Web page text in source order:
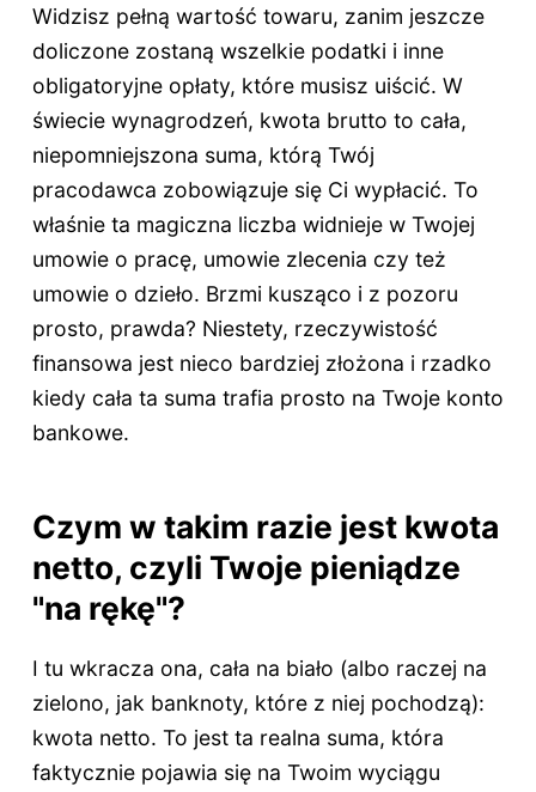
Widzisz pełną wartość towaru, zanim jeszcze
doliczone zostaną wszelkie podatki i inne
obligatoryjne opłaty, które musisz uiścić. W
świecie wynagrodzeń, kwota brutto to cała,
niepomniejszona suma, którą Twój
pracodawca zobowiązuje się Ci wypłacić. To
właśnie ta magiczna liczba widnieje w Twojej
umowie o pracę, umowie zlecenia czy też
umowie o dzieło. Brzmi kusząco i z pozoru
prosto, prawda? Niestety, rzeczywistość
finansowa jest nieco bardziej złożona i rzadko
kiedy cała ta suma trafia prosto na Twoje konto
bankowe.
Czym w takim razie jest kwota
netto, czyli Twoje pieniądze
"na rękę"?
I tu wkracza ona, cała na biało (albo raczej na
zielono, jak banknoty, które z niej pochodzą):
kwota netto. To jest ta realna suma, która
faktycznie pojawia się na Twoim wyciągu